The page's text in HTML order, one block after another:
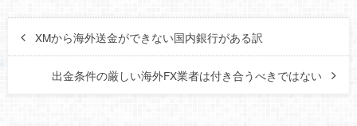
XMから海外送金ができない国内銀行がある訳
出金条件の厳しい海外FX業者は付き合うべきではない